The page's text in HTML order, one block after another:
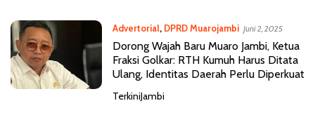
Advertorial, DPRD Muarojambi Juni 2, 2025
Dorong Wajah Baru Muaro Jambi, Ketua
Fraksi Golkar: RTH Kumuh Harus Ditata
Ulang, Identitas Daerah Perlu Diperkuat
TerkiniJambi